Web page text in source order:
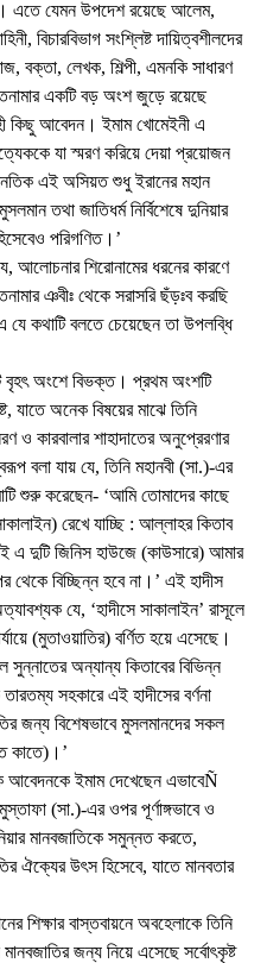
এতে যেমন উপদেশ রয়েছে আলেম,
বিচারবিভাগ সংশ্লিষ্ট দায়িত্বশীলদের
বক্তা, লেখক, শিল্পী, এমনকি সাধারণ
একটি বড় অংশ জুড়ে রয়েছে
কিছু আবেদন। ইমাম খোমেইনী এ
যা স্মরণ করিয়ে দেয়া প্রয়োজন
এই অসিয়ত শুধু ইরানের মহান
তথা জাতিধর্ম নির্বিশেষে দুনিয়ার
পরিগণিত।’
আলোচনার শিরোনামের ধরনের কারণে
ঞবীঃ থেকে সরাসরি ছঁড়ঃব করছি
কথাটি বলতে চেয়েছেন তা উপলব্ধি
বৃহৎ অংশে বিভক্ত। প্রথম অংশটি
যাতে অনেক বিষয়ের মাঝে তিনি
কারবালার শাহাদাতের অনুপ্রেরণার
বলা যায় যে, তিনি মহানবী (সা.)-এর
শুরু করেছেন- ‘আমি তোমাদের কাছে
রেখে যাচ্ছি : আল্লাহর কিতাব
দুটি জিনিস হাউজে (কাউসারে) আমার
থেকে বিচ্ছিন্ন হবে না।’ এই হাদীস
যে, ‘হাদীসে সাকালাইন’ রাসূলে
(মুতাওয়াতির) বর্ণিত হয়ে এসেছে।
সুন্নাতের অন্যান্য কিতাবের বিভিন্ন
সহকারে এই হাদীসের বর্ণনা
জন্য বিশেষভাবে মুসলমানদের সকল
কাতে)।’
আবেদনকে ইমাম দেখেছেন এভাবেÑ
(সা.)-এর ওপর পূর্ণাঙ্গভাবে ও
মানবজাতিকে সমুন্নত করতে,
ঐক্যের উৎস হিসেবে, যাতে মানবতার
শিক্ষার বাস্তবায়নে অবহেলাকে তিনি
জন্য নিয়ে এসেছে সর্বোৎকৃষ্ট